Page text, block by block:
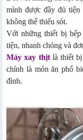
mình được đầy đủ
không thể thiếu sót.
Với những thiết bị bếp
tiện, nhanh chóng và
Máy xay thịtlà thiết bị
chính là món ăn phổ
đình.